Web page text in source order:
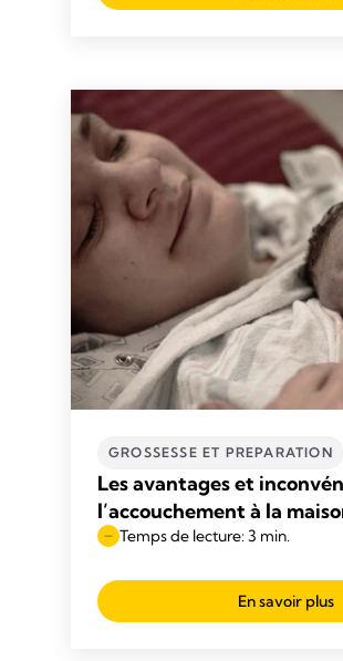
GROSSESSE ET PREPARATION
Les avantages et
l’accouchement à la
Temps de lecture: 3 min.
En savoir plus